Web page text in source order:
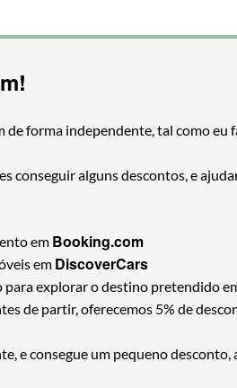
de forma independente, tal como eu
conseguir alguns descontos, e
em Booking.com
em DiscoverCars
explorar o destino pretendido
de partir, oferecemos 5% de
e consegue um pequeno desconto,